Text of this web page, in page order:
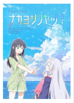
ツクヨミでヤッチョと
握手！
ふわふわパレット
944円（税込）
月見ヤチヨ×酒寄彩葉
サンプル
作品詳細